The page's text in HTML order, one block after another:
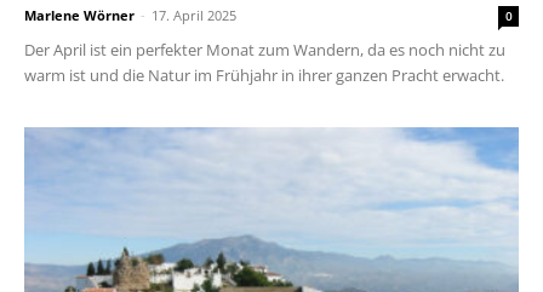
Marlene Wörner - 17. April 2025 0
Der April ist ein perfekter Monat zum Wandern, da es noch nicht zu
warm ist und die Natur im Frühjahr in ihrer ganzen Pracht erwacht.